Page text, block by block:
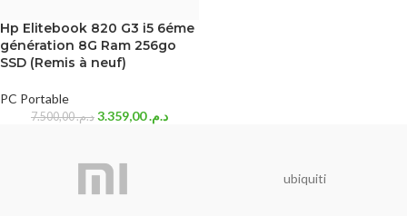
Hp Elitebook 820 G3 i5 6éme
génération 8G Ram 256go
SSD (Remis à neuf)
PC Portable
د.م.7.500,00 د.م.3.359,00
ubiquiti